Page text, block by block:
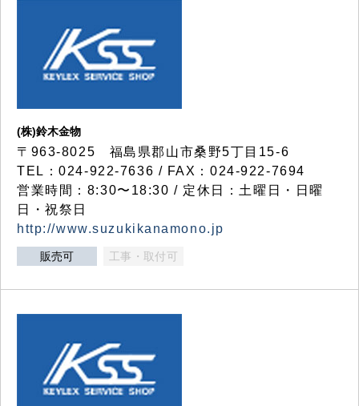
(株)鈴木金物
〒963-8025 福島県郡山市桑野5丁目15-6
TEL：024-922-7636 / FAX：024-922-7694
営業時間：8:30〜18:30 / 定休日：土曜日・日曜
日・祝祭日
http://www.suzukikanamono.jp
販売可 工事・取付可